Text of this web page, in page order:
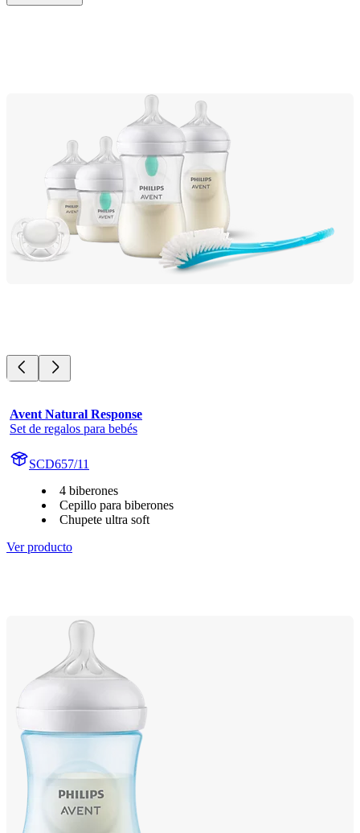
Avent Natural Response
Set de regalos para bebés
SCD657/11
4 biberones
Cepillo para biberones
Chupete ultra soft
Ver producto